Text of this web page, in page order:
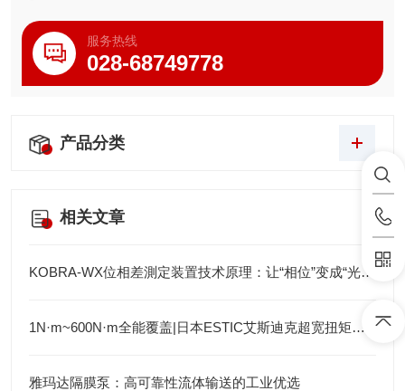
服务热线
028-68749778
产品分类
相关文章
KOBRA-WX位相差測定装置技术原理：让“相位”变成“光强”
1N·m~600N·m全能覆盖|日本ESTIC艾斯迪克超宽扭矩弯头枪
雅玛达隔膜泵：高可靠性流体输送的工业优选